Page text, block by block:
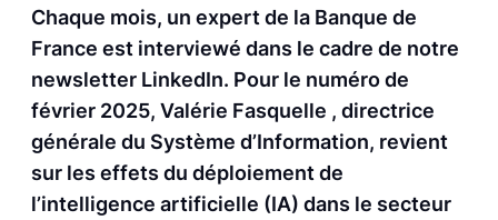
Chaque mois, un expert de la Banque de
France est interviewé dans le cadre de notre
newsletter LinkedIn. Pour le numéro de
février 2025, Valérie Fasquelle , directrice
générale du Système d’Information, revient
sur les effets du déploiement de
l’intelligence artificielle (IA) dans le secteur